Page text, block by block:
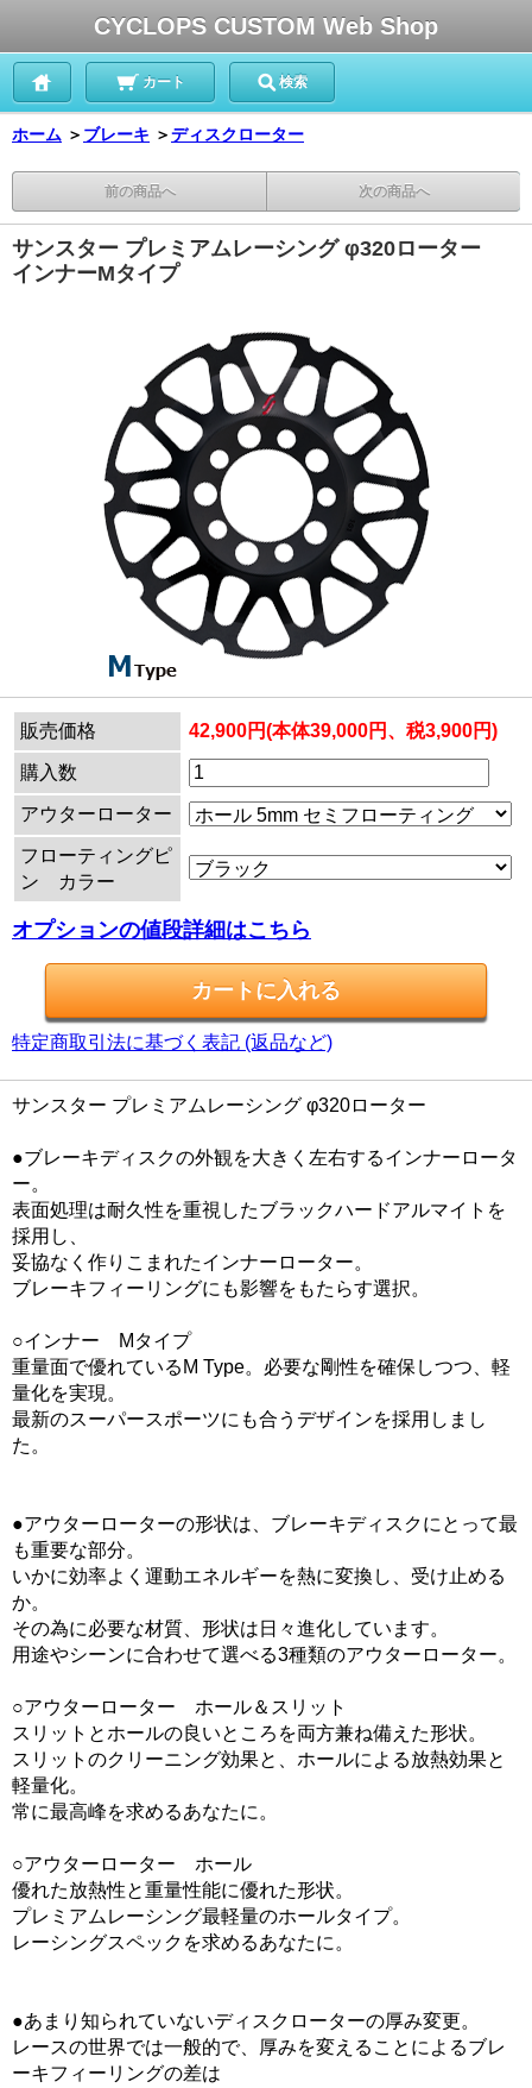
CYCLOPS CUSTOM Web Shop
カート 検索
ホーム ＞ ブレーキ ＞ディスクローター
前の商品へ 次の商品へ
サンスター プレミアムレーシング φ320ローター
インナーMタイプ
販売価格 42,900円(本体39,000円、税3,900円)
購入数
アウターローター
フローティングピ
ン カラー
オプションの値段詳細はこちら
特定商取引法に基づく表記 (返品など)
サンスター プレミアムレーシング φ320ローター
●ブレーキディスクの外観を大きく左右するインナーロータ
ー。
表面処理は耐久性を重視したブラックハードアルマイトを
採用し、
妥協なく作りこまれたインナーローター。
ブレーキフィーリングにも影響をもたらす選択。
○インナー Mタイプ
重量面で優れているM Type。必要な剛性を確保しつつ、軽
量化を実現。
最新のスーパースポーツにも合うデザインを採用しまし
た。
●アウターローターの形状は、ブレーキディスクにとって最
も重要な部分。
いかに効率よく運動エネルギーを熱に変換し、受け止める
か。
その為に必要な材質、形状は日々進化しています。
用途やシーンに合わせて選べる3種類のアウターローター。
○アウターローター ホール＆スリット
スリットとホールの良いところを両方兼ね備えた形状。
スリットのクリーニング効果と、ホールによる放熱効果と
軽量化。
常に最高峰を求めるあなたに。
○アウターローター ホール
優れた放熱性と重量性能に優れた形状。
プレミアムレーシング最軽量のホールタイプ。
レーシングスペックを求めるあなたに。
●あまり知られていないディスクローターの厚み変更。
レースの世界では一般的で、厚みを変えることによるブレ
ーキフィーリングの差は